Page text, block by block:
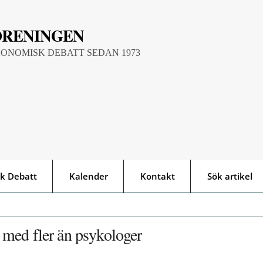
DEBATT SEDAN 1973
Debatt Kalender Kontakt Sök artikel
fler än psykologer